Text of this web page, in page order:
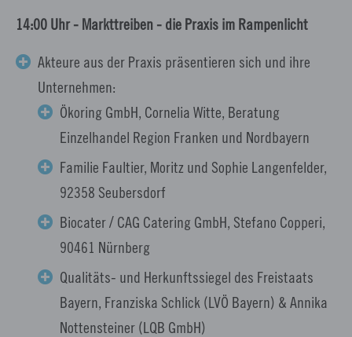
14:00 Uhr - Markttreiben - die Praxis im Rampenlicht
Akteure aus der Praxis präsentieren sich und ihre
Unternehmen:
Ökoring GmbH, Cornelia Witte, Beratung
Einzelhandel Region Franken und Nordbayern
Familie Faultier, Moritz und Sophie Langenfelder,
92358 Seubersdorf
Biocater / CAG Catering GmbH, Stefano Copperi,
90461 Nürnberg
Qualitäts- und Herkunftssiegel des Freistaats
Bayern, Franziska Schlick (LVÖ Bayern) & Annika
Nottensteiner (LQB GmbH)